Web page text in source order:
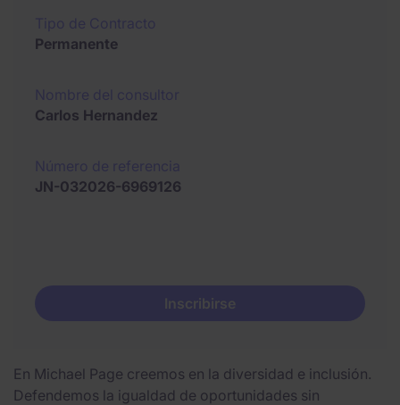
Permanente
Carlos Hernandez
JN-032026-6969126
Inscribirse
En Michael Page creemos en la diversidad e inclusión.
Defendemos la igualdad de oportunidades sin